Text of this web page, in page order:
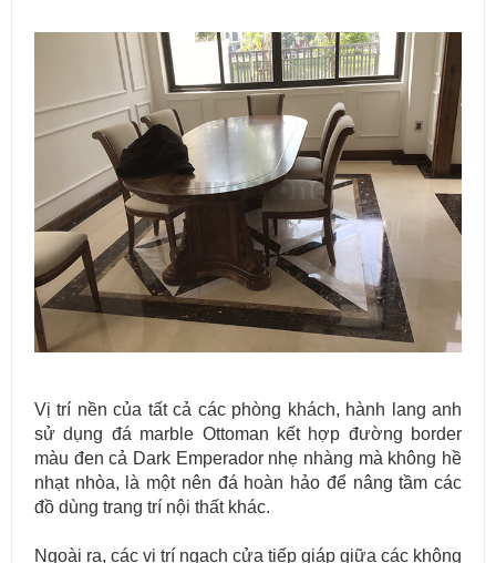
Vị trí nền của tất cả các phòng khách, hành lang anh
sử dụng đá marble Ottoman kết hợp đường border
màu đen cả Dark Emperador nhẹ nhàng mà không hề
nhạt nhòa, là một nên đá hoàn hảo để nâng tầm các
đồ dùng trang trí nội thất khác.
Ngoài ra, các vị trí ngạch cửa tiếp giáp giữa các không